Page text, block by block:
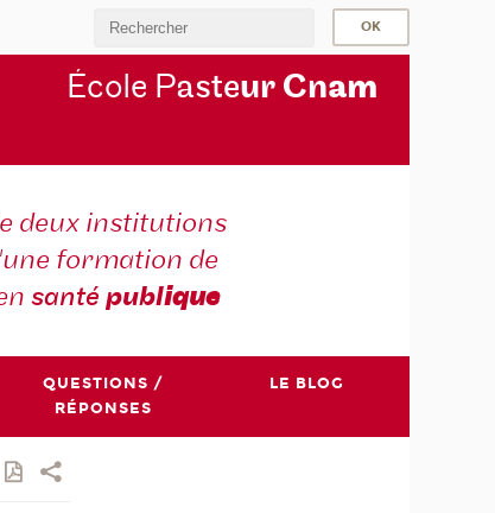
École Pasteur Cnam
deux institutions
formation de
santé publique
QUESTIONS /
RÉPONSES
LE BLOG